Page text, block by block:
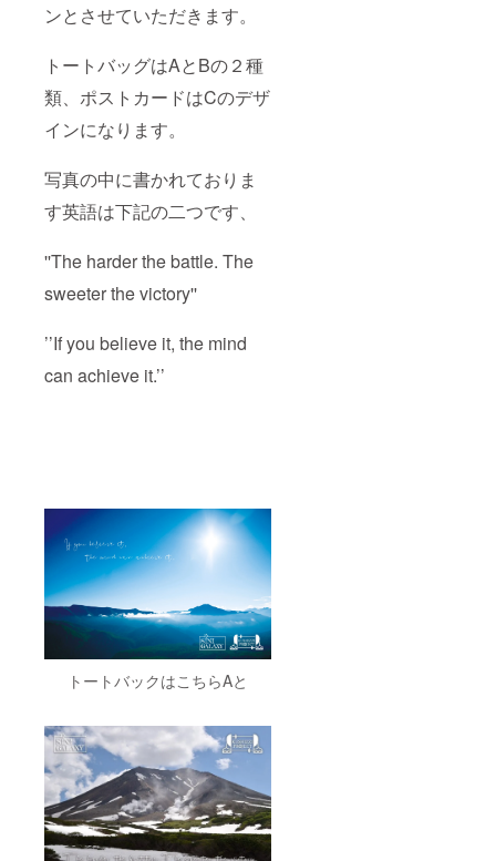
ンとさせていただきます。
トートバッグはAとBの２種
類、ポストカードはCのデザ
インになります。
写真の中に書かれておりま
す英語は下記の二つです、
''The harder the battle. The
sweeter the victory''
’’If you believe it, the mind
can achieve it.’’
トートバックはこちらAと